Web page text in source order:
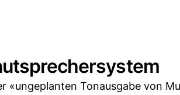
«ungeplanten Tonausgabe von